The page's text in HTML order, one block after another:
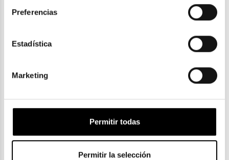
Preferencias
Estadística
Marketing
Permitir todas
Permitir la selección
CLICK & COLLECT
Recogida en tienda